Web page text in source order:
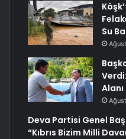
Su
Deva Partisi Genel
“Kıbrıs Bizim Milli